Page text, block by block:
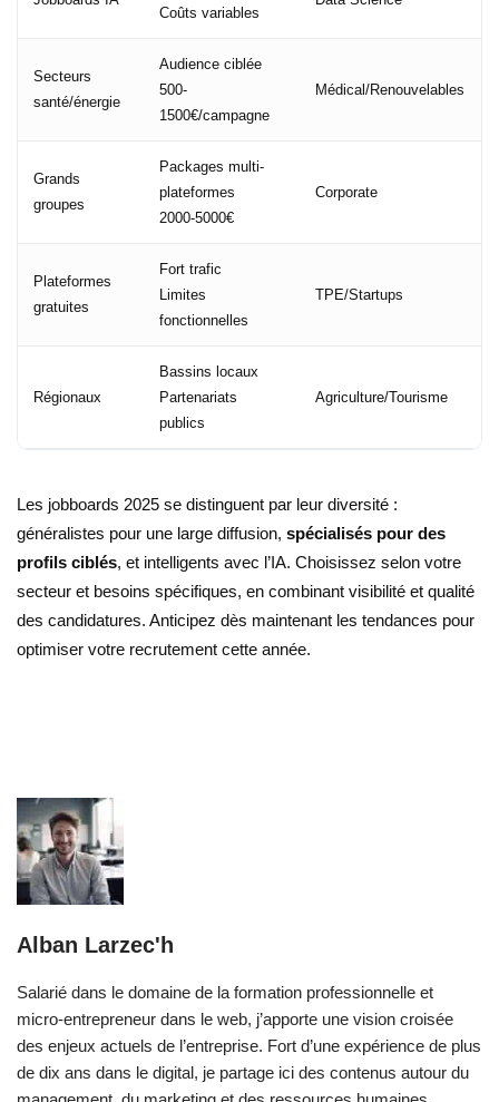
Coûts variables
Secteurs
santé/énergie
Audience ciblée
500-
1500€/campagne
Médical/Renouvelables
Grands
groupes
Packages multi-
plateformes
2000-5000€
Corporate
Plateformes
gratuites
Fort trafic
Limites
fonctionnelles
TPE/Startups
Régionaux
Bassins locaux
Partenariats
publics
Agriculture/Tourisme
Les jobboards 2025 se distinguent par leur diversité :
généralistes pour une large diffusion, spécialisés pour des
profils ciblés, et intelligents avec l’IA. Choisissez selon votre
secteur et besoins spécifiques, en combinant visibilité et qualité
des candidatures. Anticipez dès maintenant les tendances pour
optimiser votre recrutement cette année.
Alban Larzec'h
Salarié dans le domaine de la formation professionnelle et
micro-entrepreneur dans le web, j’apporte une vision croisée
des enjeux actuels de l’entreprise. Fort d’une expérience de plus
de dix ans dans le digital, je partage ici des contenus autour du